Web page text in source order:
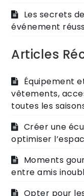
Les secrets
événement
Articles
Équipement
vêtements,
toutes les
Créer une
optimiser
Moments
entre amis
Opter pour